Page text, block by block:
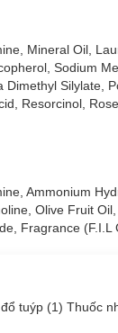
Mineral Oil,
Sodium
Dimethyl Silylate,
Resorcinol,
Ammonium
Olive Fruit
Fragrance (F.I.L
tuýp (1) Thuốc